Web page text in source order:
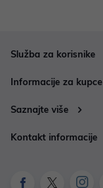
Služba za korisnike
Informacije za kupce
Saznajte više
Kontakt informacije